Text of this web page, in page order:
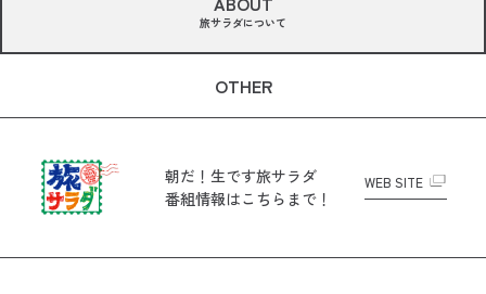
旅サラダについて
OTHER
朝だ！生です旅サラダ
番組情報はこちらまで！
WEB SITE